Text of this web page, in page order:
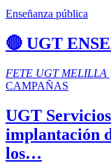
Enseñanza pública
🔴 UGT
FETE UGT MELILLA
CAMPAÑAS
UGT
implantación
los…